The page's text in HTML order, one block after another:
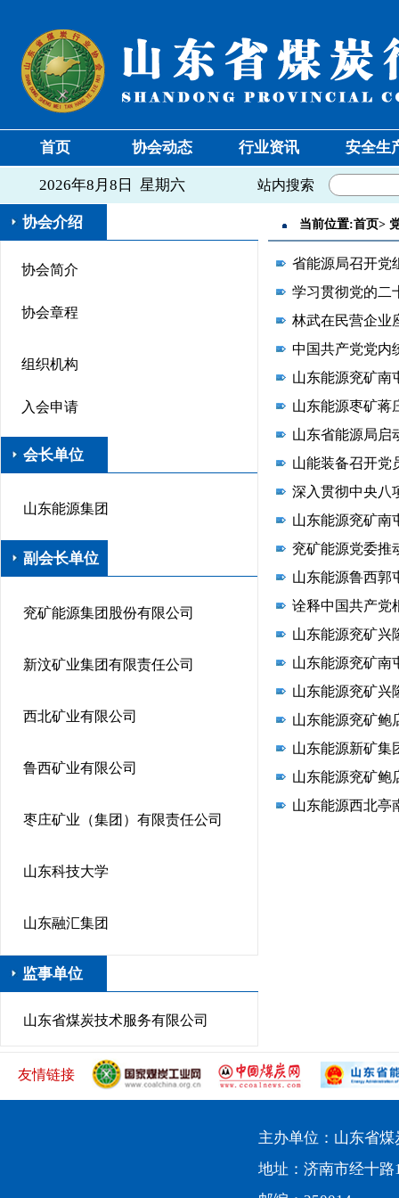
首页 协会动态 行业资讯 安全生
2026年8月8日 星期六 站内搜索
当前位置:首页>
省能源局召开党
学习贯彻党的二
中国共产党党内
山东能源兖矿南
山东能源枣矿蒋
山东省能源局启
山能装备召开党
深入贯彻中央八
山东能源兖矿南
兖矿能源党委推
山东能源鲁西郭
诠释中国共产
山东能源兖矿兴
山东能源兖矿南
山东能源兖矿兴
山东能源兖矿鲍
山东能源新矿集
山东能源兖矿鲍
山东能源西北亭
协会介绍
协会简介
协会章程
组织机构
入会申请
会长单位
山东能源集团
副会长单位
兖矿能源集团股份有限公司
新汶矿业集团有限责任公司
西北矿业有限公司
鲁西矿业有限公司
枣庄矿业（集团）有限责任公司
山东科技大学
山东融汇集团
监事单位
山东省煤炭技术服务有限公司
友情链接
主办单位：山东省
地址：济南市经十路